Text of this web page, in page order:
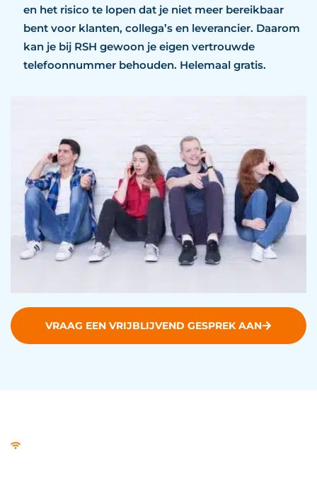
en het risico te lopen dat je niet meer bereikbaar
bent voor klanten, collega’s en leverancier. Daarom
kan je bij RSH gewoon je eigen vertrouwde
telefoonnummer behouden. Helemaal gratis.
VRAAG EEN VRIJBLIJVEND GESPREK AAN